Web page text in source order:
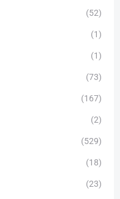
(52)
(1)
(1)
(73)
(167)
(2)
(529)
(18)
(23)